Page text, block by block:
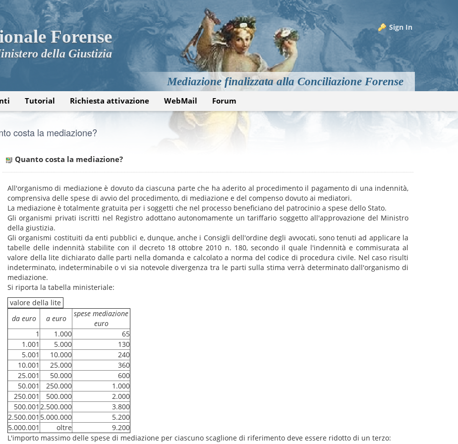
Forense
della Giustizia
Sign In
Mediazione finalizzata alla Conciliazione Forense
Tutorial Richiesta attivazione WebMail Forum
costa la mediazione?
Quanto costa la mediazione?
All'organismo di mediazione è dovuto da ciascuna parte che ha aderito al procedimento il pagamento di una indennità,
comprensiva delle spese di avvio del procedimento, di mediazione e del compenso dovuto ai mediatori.
La mediazione è totalmente gratuita per i soggetti che nel processo beneficiano del patrocinio a spese dello Stato.
Gli organismi privati iscritti nel Registro adottano autonomamente un tariffario soggetto all'approvazione del Ministro
della giustizia.
Gli organismi costituiti da enti pubblici e, dunque, anche i Consigli dell'ordine degli avvocati, sono tenuti ad applicare la
tabelle delle indennità stabilite con il decreto 18 ottobre 2010 n. 180, secondo il quale l'indennità e commisurata al
valore della lite dichiarato dalle parti nella domanda e calcolato a norma del codice di procedura civile. Nel caso risulti
indeterminato, indeterminabile o vi sia notevole divergenza tra le parti sulla stima verrà determinato dall'organismo di
mediazione.
Si riporta la tabella ministeriale:
valore della lite
da euro
a euro
spese mediazione
euro
1
1.000
65
1.001
5.000
130
5.001
10.000
240
10.001
25.000
360
25.001
50.000
600
50.001
250.000
1.000
250.001
500.000
2.000
500.001 2.500.000
3.800
2.500.001 5.000.000
5.200
5.000.001
oltre
9.200
L'importo massimo delle spese di mediazione per ciascuno scaglione di riferimento deve essere ridotto di un terzo: